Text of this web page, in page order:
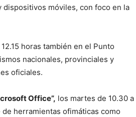
móviles, con foco en la
horas también en el Punto
nacionales, provinciales y
oficiales.
Office”, los martes de 10.30 a
herramientas ofimáticas como